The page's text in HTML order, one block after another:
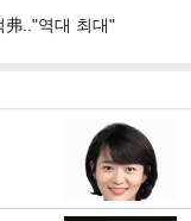
弗.."역대 최대"